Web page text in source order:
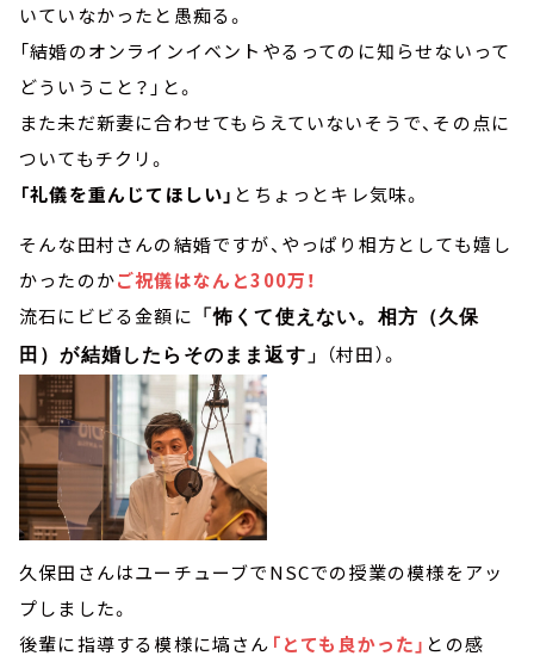
いていなかったと愚痴る。
「結婚のオンラインイベントやるってのに知らせないって
どういうこと？」と。
また未だ新妻に合わせてもらえていないそうで、その点に
ついてもチクリ。
「礼儀を重んじてほしい」 とちょっとキレ気味。
そんな田村さんの結婚ですが、やっぱり相方としても嬉し
かったのかご祝儀はなんと300万！
流石にビビる金額に
「怖くて使えない。相方（久保
田）が結婚したらそのまま返す」
（村田）。
久保田さんはユーチューブでNSCでの授業の模様をアッ
プしました。
後輩に指導する模様に塙さん 「とても良かった」 との感